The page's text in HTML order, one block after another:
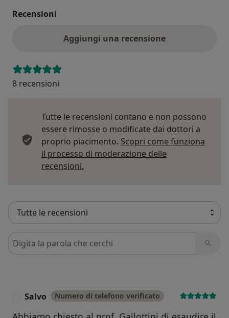
Recensioni
Aggiungi una recensione
8 recensioni
Tutte le recensioni contano e non possono
essere rimosse o modificate dai dottori a
proprio piacimento. Scopri come funziona
il processo di moderazione delle
recensioni.
Cerca nelle recensioni
Salvo Numero di telefono verificato